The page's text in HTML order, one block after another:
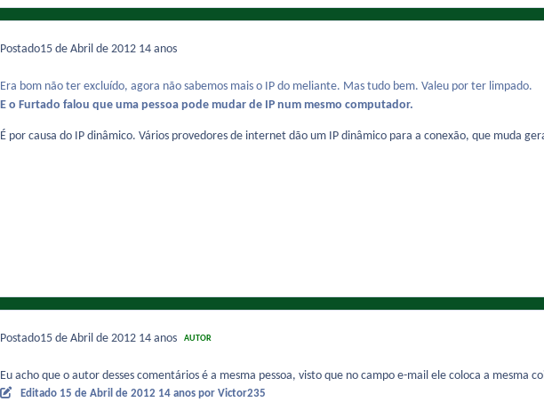
Postado15 de Abril de 2012 14 anos
Era bom não ter excluído, agora não sabemos mais o IP do meliante. Mas tudo bem. Valeu por ter limpado.
E o Furtado falou que uma pessoa pode mudar de IP num mesmo computador.
É por causa do IP dinâmico. Vários provedores de internet dão um IP dinâmico para a conexão, que muda
Postado15 de Abril de 2012 14 anos AUTOR
Eu acho que o autor desses comentários é a mesma pessoa, visto que no campo e-mail ele coloca a mesma
Editado 15 de Abril de 2012 14 anos por Victor235